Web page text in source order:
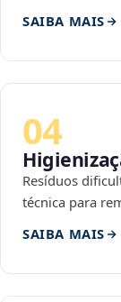
SAIBA MAIS
04
Resíduos
técnica para
SAIBA MAIS